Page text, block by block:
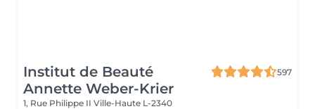
Institut de Beauté
Annette Weber-Krier
597
1, Rue Philippe II Ville-Haute L-2340